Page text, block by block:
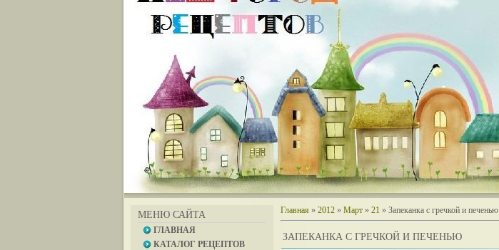
МЕНЮ САЙТА
ГЛАВНАЯ
КАТАЛОГ РЕЦЕПТОВ
Главная » 2012 » Март » 21 » Запеканка с гречкой и печенью
ЗАПЕКАНКА С ГРЕЧКОЙ И ПЕЧЕНЬЮ